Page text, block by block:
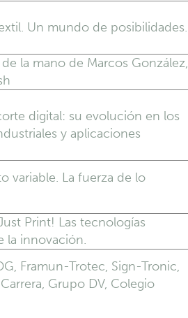
Un mundo de posibilidades.
la mano de Marcos González,
digital: su evolución en los
y aplicaciones
variable. La fuerza de lo
Print! Las tecnologías
la innovación.
Framun-Trotec, Sign-Tronic,
Grupo DV, Colegio